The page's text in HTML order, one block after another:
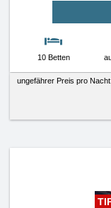
10 Betten
ungefährer Preis pro Nacht: